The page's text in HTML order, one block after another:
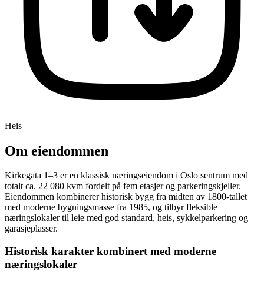
Heis
Om eiendommen
Kirkegata 1–3 er en klassisk næringseiendom i Oslo sentrum med
totalt ca. 22 080 kvm fordelt på fem etasjer og parkeringskjeller.
Eiendommen kombinerer historisk bygg fra midten av 1800-tallet
med moderne bygningsmasse fra 1985, og tilbyr fleksible
næringslokaler til leie med god standard, heis, sykkelparkering og
garasjeplasser.
Historisk karakter kombinert med moderne
næringslokaler